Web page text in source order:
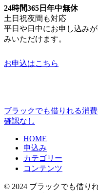
24時間365日年中無休
土日祝夜間も対応
平日や日中にお申し込み
みいただけます。
お申込はこちら
ブラックでも借りれる消
確認なし
HOME
申込み
カテゴリー
コンテンツ
© 2024 ブラックでも借り